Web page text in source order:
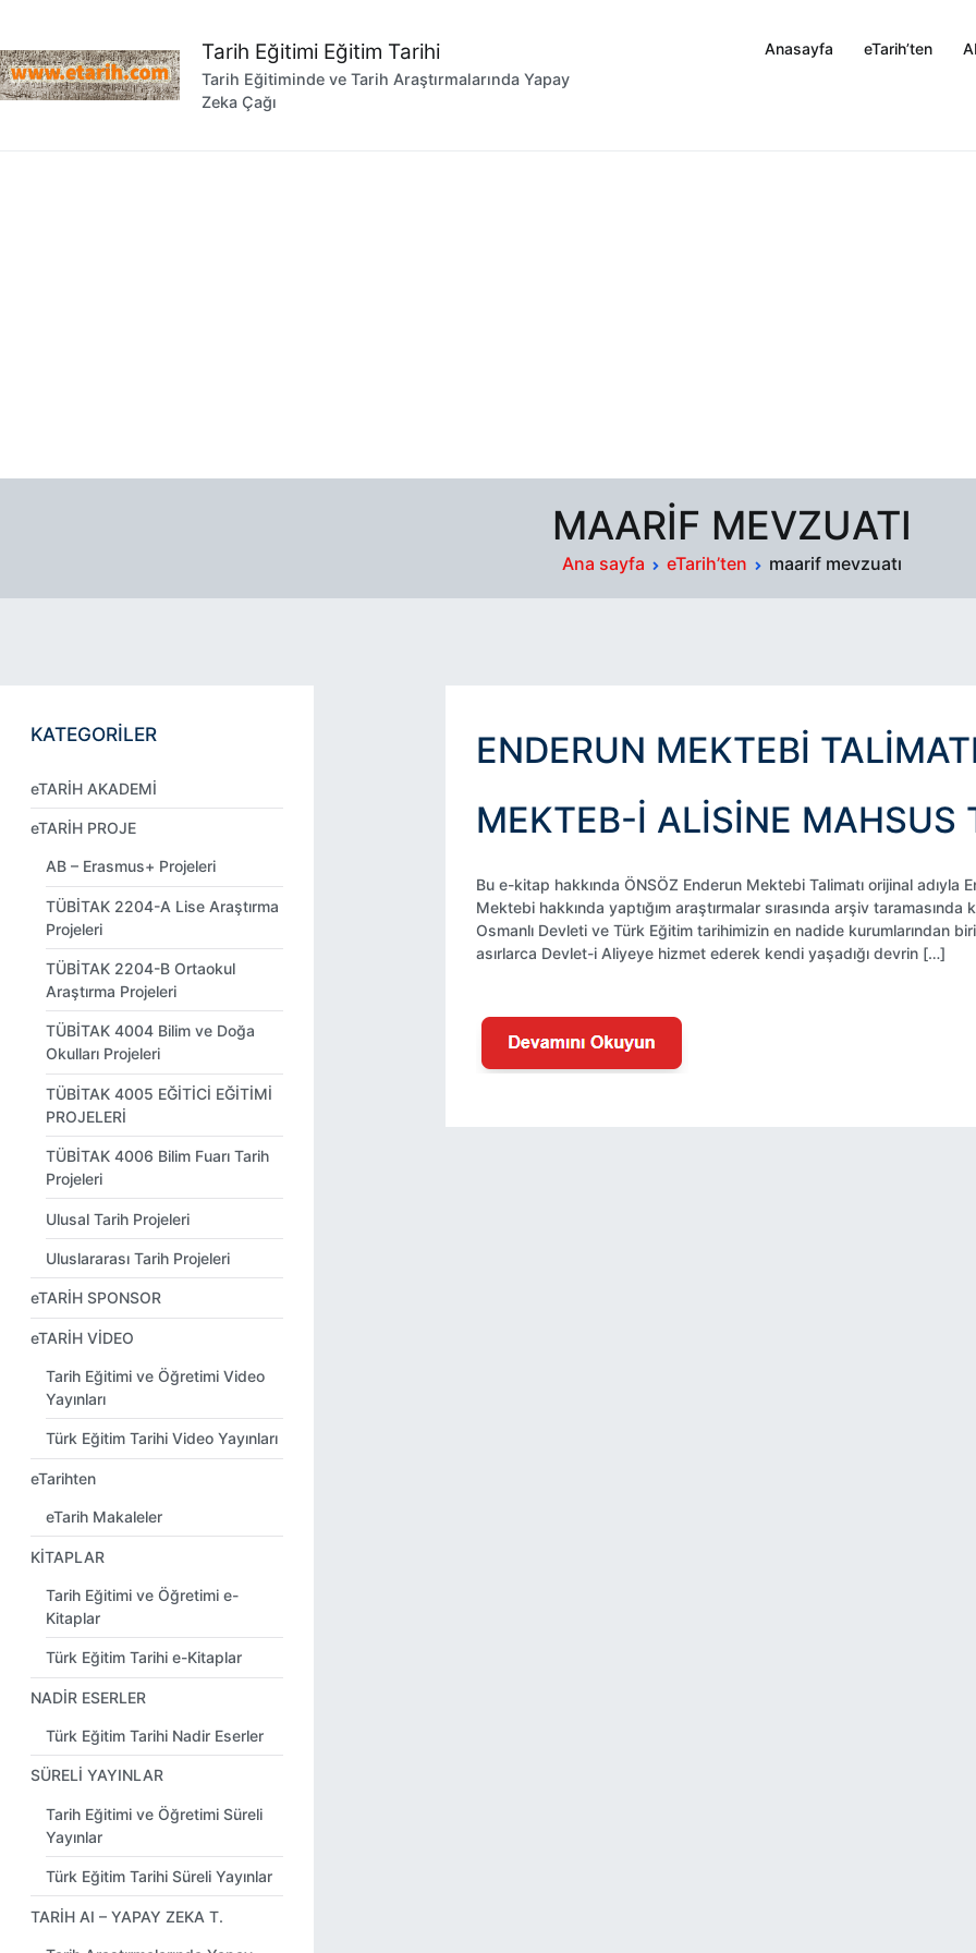
Tarih Eğitimi Eğitim Tarihi
Tarih Eğitiminde ve Tarih Araştırmalarında Yapay
Zeka Çağı
Anasayfa eTarih’ten
MAARIF MEVZUATI
Ana sayfa eTarih’ten maarif mevzuatı
ENDERUN MEKTEBI
MEKTEB-I ALISINE MAHSUS
Bu e-kitap hakkında ÖNSÖZ Enderun Mektebi Talimatı orijinal
Mektebi hakkında yaptığım araştırmalar sırasında arşiv
Osmanlı Devleti ve Türk Eğitim tarihimizin en nadide kurumlarından
asırlarca Devlet-i Aliyeye hizmet ederek kendi yaşadığı devrin […]
KATEGORİLER
eTARİH AKADEMİ
eTARİH PROJE
AB – Erasmus+ Projeleri
TÜBİTAK 2204-A Lise Araştırma
Projeleri
TÜBİTAK 2204-B Ortaokul
Araştırma Projeleri
TÜBİTAK 4004 Bilim ve Doğa
Okulları Projeleri
TÜBİTAK 4005 EĞİTİCİ EĞİTİMİ
PROJELERİ
TÜBİTAK 4006 Bilim Fuarı Tarih
Projeleri
Ulusal Tarih Projeleri
Uluslararası Tarih Projeleri
eTARİH SPONSOR
eTARİH VİDEO
Tarih Eğitimi ve Öğretimi Video
Yayınları
Türk Eğitim Tarihi Video Yayınları
eTarihten
eTarih Makaleler
KİTAPLAR
Tarih Eğitimi ve Öğretimi e-
Kitaplar
Türk Eğitim Tarihi e-Kitaplar
NADİR ESERLER
Türk Eğitim Tarihi Nadir Eserler
SÜRELİ YAYINLAR
Tarih Eğitimi ve Öğretimi Süreli
Yayınlar
Türk Eğitim Tarihi Süreli Yayınlar
TARİH AI – YAPAY ZEKA T.